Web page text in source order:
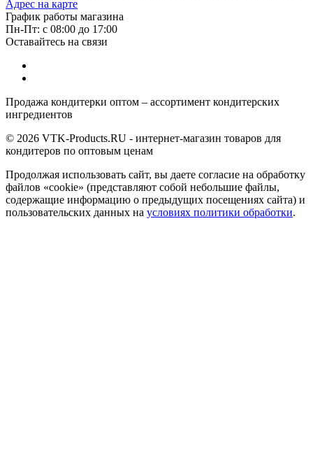
Адрес на карте
График работы магазина
Пн-Пт: с 08:00 до 17:00
Оставайтесь на связи
Продажа кондитерки оптом – ассортимент кондитерских
ингредиентов
© 2026 VTK-Products.RU - интернет-магазин товаров для
кондитеров по оптовым ценам
Продолжая использовать сайт, вы даете согласие на обработку
файлов «cookie» (представляют собой небольшие файлы,
содержащие информацию о предыдущих посещениях сайта) и
пользовательских данных на условиях политики обработки.